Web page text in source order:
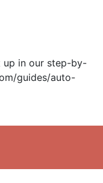
up in our step-by-
guides/auto-